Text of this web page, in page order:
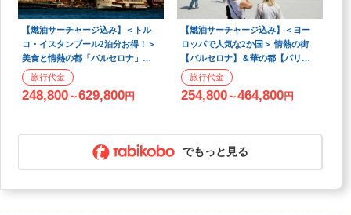
【燃油サーチャージ込み】＜トル
コ・イスタンブール2泊分お得！＞
美食と情熱の都「バルセロナ」
《価格重視ホテル宿泊》 7日間
【関空発/ターキッシュエアライン
ズ利用】
248,800～629,800円
【燃油サーチャージ込み】＜ヨー
ロッパで人気な2か国＞ 情熱の街
【バルセロナ】＆華の都【パリ】
へいく 4泊6日間 【パリ-日本間 復
路直行便！】
254,800～464,800円
でもっと見る